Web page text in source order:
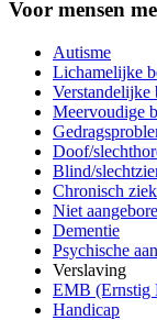
Voor mensen
Autisme
Lichamelijke
Verstandelijke
Meervoudige
Doof/
Blind/
Chronisch ziek
Niet
Dementie
Psychische
Verslaving
EMB (Ernstig
Handicap